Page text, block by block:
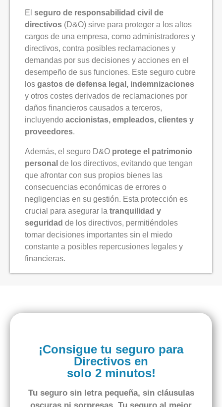
El seguro de responsabilidad civil de
directivos (D&O) sirve para proteger a los altos
cargos de una empresa, como administradores y
directivos, contra posibles reclamaciones y
demandas por sus decisiones y acciones en el
desempeño de sus funciones. Este seguro cubre
los gastos de defensa legal, indemnizaciones
y otros costes derivados de reclamaciones por
daños financieros causados a terceros,
incluyendo accionistas, empleados, clientes y
proveedores.
Además, el seguro D&O protege el patrimonio
personal de los directivos, evitando que tengan
que afrontar con sus propios bienes las
consecuencias económicas de errores o
negligencias en su gestión. Esta protección es
crucial para asegurar la tranquilidad y
seguridad de los directivos, permitiéndoles
tomar decisiones importantes sin el miedo
constante a posibles repercusiones legales y
financieras.
¡Consigue tu seguro para
Directivos en
solo 2 minutos!
Tu seguro sin letra pequeña, sin cláusulas
oscuras ni sorpresas. Tu seguro al mejor